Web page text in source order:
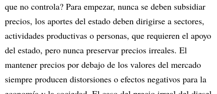
que no controla? Para empezar, nunca se deben subsidiar
precios, los aportes del estado deben dirigirse a sectores,
actividades productivas o personas, que requieren el apoyo
del estado, pero nunca preservar precios irreales. El
mantener precios por debajo de los valores del mercado
siempre producen distorsiones o efectos negativos para la